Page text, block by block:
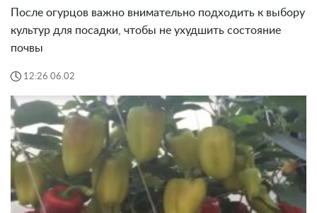
После огурцов важно внимательно подходить к выбору
культур для посадки, чтобы не ухудшить состояние
почвы
12:26 06.02